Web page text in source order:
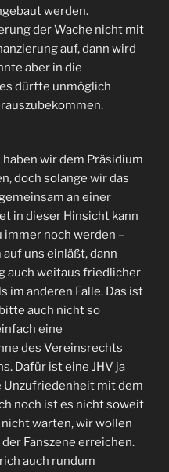
werden.
der Wache nicht mit
auf, dann wird
aber in die
dürfte unmöglich
wir dem Präsidium
doch solange wir das
an einer
in dieser Hinsicht kann
immer noch werden –
uns einläßt, dann
auch weitaus friedlicher
im anderen Falle. Das ist
auch nicht so
eine
des Vereinsrechts
Dafür ist eine JHV ja
Unzufriedenheit mit dem
noch ist es nicht soweit
warten, wir wollen
Fanszene erreichen.
auch rundum